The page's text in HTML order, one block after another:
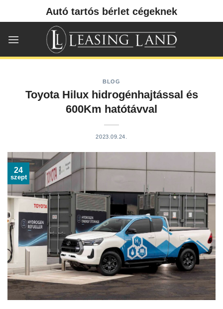
Autó tartós bérlet cégeknek
BLOG
Toyota Hilux hidrogénhajtással és
600Km hatótávval
2023.09.24.
24
szept